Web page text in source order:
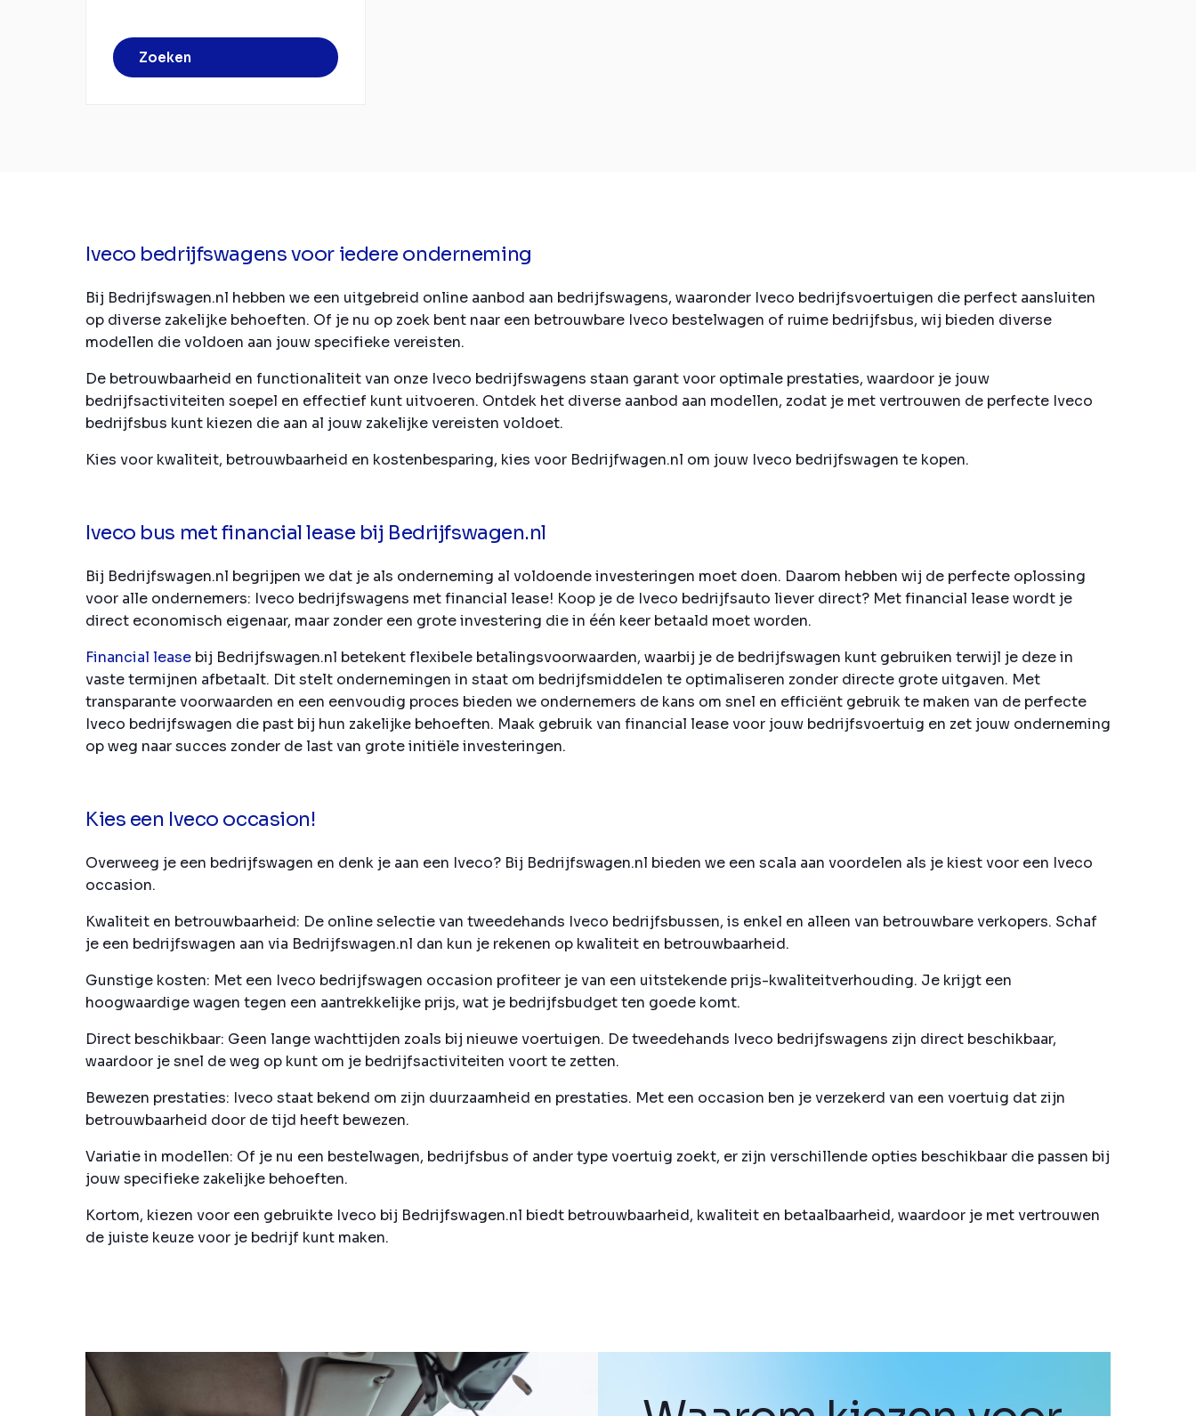
Zoeken
Iveco bedrijfswagens voor iedere onderneming
Bij Bedrijfswagen.nl hebben we een uitgebreid online aanbod aan bedrijfswagens, waaronder Iveco bedrijfsvoertuigen die perfect aansluiten
op diverse zakelijke behoeften. Of je nu op zoek bent naar een betrouwbare Iveco bestelwagen of ruime bedrijfsbus, wij bieden diverse
modellen die voldoen aan jouw specifieke vereisten.
De betrouwbaarheid en functionaliteit van onze Iveco bedrijfswagens staan garant voor optimale prestaties, waardoor je jouw
bedrijfsactiviteiten soepel en effectief kunt uitvoeren. Ontdek het diverse aanbod aan modellen, zodat je met vertrouwen de perfecte Iveco
bedrijfsbus kunt kiezen die aan al jouw zakelijke vereisten voldoet.
Kies voor kwaliteit, betrouwbaarheid en kostenbesparing, kies voor Bedrijfwagen.nl om jouw Iveco bedrijfswagen te kopen.
Iveco bus met financial lease bij Bedrijfswagen.nl
Bij Bedrijfswagen.nl begrijpen we dat je als onderneming al voldoende investeringen moet doen. Daarom hebben wij de perfecte oplossing
voor alle ondernemers: Iveco bedrijfswagens met financial lease! Koop je de Iveco bedrijfsauto liever direct? Met financial lease wordt je
direct economisch eigenaar, maar zonder een grote investering die in één keer betaald moet worden.
Financial lease bij Bedrijfswagen.nl betekent flexibele betalingsvoorwaarden, waarbij je de bedrijfswagen kunt gebruiken terwijl je deze in
vaste termijnen afbetaalt. Dit stelt ondernemingen in staat om bedrijfsmiddelen te optimaliseren zonder directe grote uitgaven. Met
transparante voorwaarden en een eenvoudig proces bieden we ondernemers de kans om snel en efficiënt gebruik te maken van de perfecte
Iveco bedrijfswagen die past bij hun zakelijke behoeften. Maak gebruik van financial lease voor jouw bedrijfsvoertuig en zet jouw onderneming
op weg naar succes zonder de last van grote initiële investeringen.
Kies een Iveco occasion!
Overweeg je een bedrijfswagen en denk je aan een Iveco? Bij Bedrijfswagen.nl bieden we een scala aan voordelen als je kiest voor een Iveco
occasion.
Kwaliteit en betrouwbaarheid: De online selectie van tweedehands Iveco bedrijfsbussen, is enkel en alleen van betrouwbare verkopers. Schaf
je een bedrijfswagen aan via Bedrijfswagen.nl dan kun je rekenen op kwaliteit en betrouwbaarheid.
Gunstige kosten: Met een Iveco bedrijfswagen occasion profiteer je van een uitstekende prijs-kwaliteitverhouding. Je krijgt een
hoogwaardige wagen tegen een aantrekkelijke prijs, wat je bedrijfsbudget ten goede komt.
Direct beschikbaar: Geen lange wachttijden zoals bij nieuwe voertuigen. De tweedehands Iveco bedrijfswagens zijn direct beschikbaar,
waardoor je snel de weg op kunt om je bedrijfsactiviteiten voort te zetten.
Bewezen prestaties: Iveco staat bekend om zijn duurzaamheid en prestaties. Met een occasion ben je verzekerd van een voertuig dat zijn
betrouwbaarheid door de tijd heeft bewezen.
Variatie in modellen: Of je nu een bestelwagen, bedrijfsbus of ander type voertuig zoekt, er zijn verschillende opties beschikbaar die passen bij
jouw specifieke zakelijke behoeften.
Kortom, kiezen voor een gebruikte Iveco bij Bedrijfswagen.nl biedt betrouwbaarheid, kwaliteit en betaalbaarheid, waardoor je met vertrouwen
de juiste keuze voor je bedrijf kunt maken.